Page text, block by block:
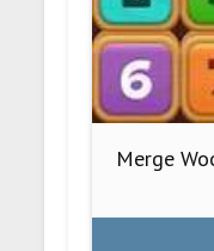
Merge